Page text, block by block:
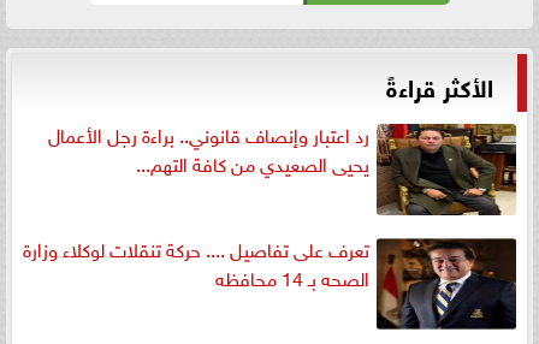
الأكثر قراءةً
رد اعتبار وإنصاف قانوني.. براءة رجل الأعمال
يحيى الصعيدي من كافة التهم...
تعرف على تفاصيل .... حركة تنقلات لوكلاء وزارة
الصحه بـ 14 محافظه